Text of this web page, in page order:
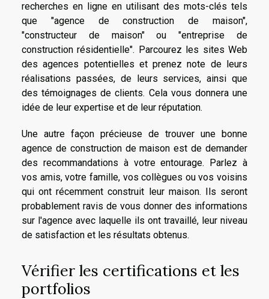
recherches en ligne en utilisant des mots-clés tels
que "agence de construction de maison",
"constructeur de maison" ou "entreprise de
construction résidentielle". Parcourez les sites Web
des agences potentielles et prenez note de leurs
réalisations passées, de leurs services, ainsi que
des témoignages de clients. Cela vous donnera une
idée de leur expertise et de leur réputation.
Une autre façon précieuse de trouver une bonne
agence de construction de maison est de demander
des recommandations à votre entourage. Parlez à
vos amis, votre famille, vos collègues ou vos voisins
qui ont récemment construit leur maison. Ils seront
probablement ravis de vous donner des informations
sur l'agence avec laquelle ils ont travaillé, leur niveau
de satisfaction et les résultats obtenus.
Vérifier les certifications et les
portfolios